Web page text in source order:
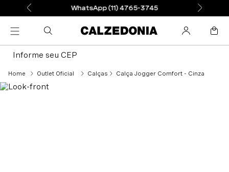
WhatsApp (11) 4765-3745
Informe seu CEP
Outlet Oficial Calças Calça Jogger Comfort - Cinza